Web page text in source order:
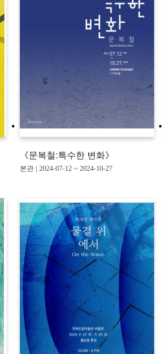
《문복철:특수한 변화》
본관 | 2024-07-12 ~ 2024-10-27